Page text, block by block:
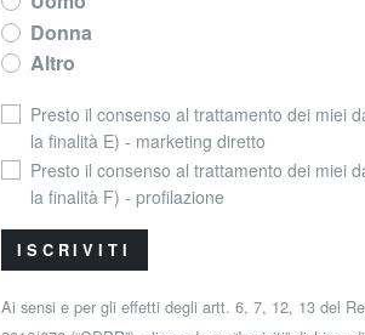
Donna
Altro
Presto il consenso al trattamento dei miei
la finalità E) - marketing diretto
Presto il consenso al trattamento dei miei
la finalità F) - profilazione
ISCRIVITI
Ai sensi e per gli effetti degli artt. 6, 7, 12, 13 del